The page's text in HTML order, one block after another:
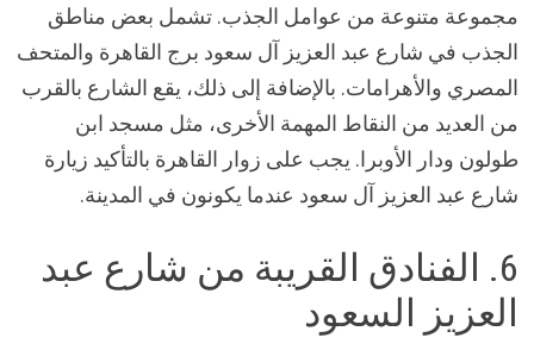
مجموعة متنوعة من عوامل الجذب. تشمل بعض مناطق
الجذب في شارع عبد العزيز آل سعود برج القاهرة والمتحف
المصري والأهرامات. بالإضافة إلى ذلك، يقع الشارع بالقرب
من العديد من النقاط المهمة الأخرى، مثل مسجد ابن
طولون ودار الأوبرا. يجب على زوار القاهرة بالتأكيد زيارة
شارع عبد العزيز آل سعود عندما يكونون في المدينة.
6. الفنادق القريبة من شارع عبد
العزيز السعود